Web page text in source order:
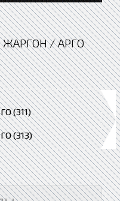
/ АРГО
(311)
(313)